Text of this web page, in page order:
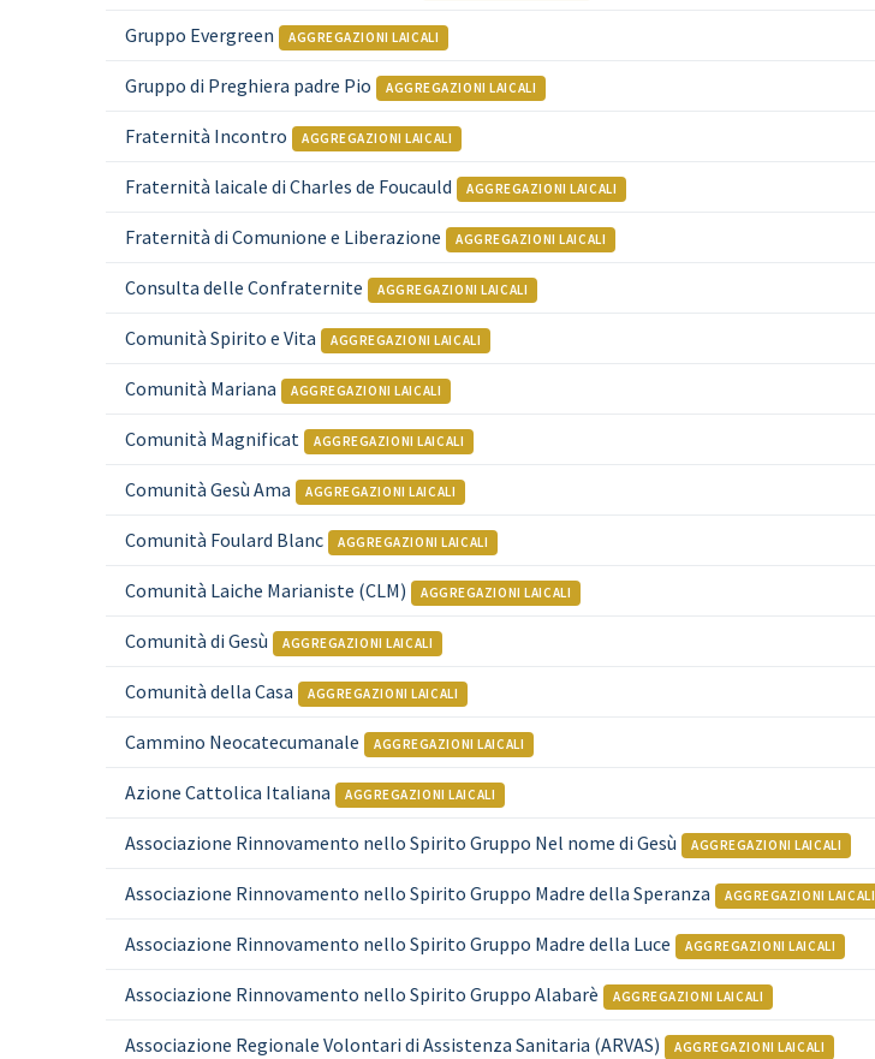
Gruppo Evergreen AGGREGAZIONI LAICALI
Gruppo di Preghiera padre Pio AGGREGAZIONI LAICALI
Fraternità Incontro AGGREGAZIONI LAICALI
Fraternità laicale di Charles de Foucauld AGGREGAZIONI LAICALI
Fraternità di Comunione e Liberazione AGGREGAZIONI LAICALI
Consulta delle Confraternite AGGREGAZIONI LAICALI
Comunità Spirito e Vita AGGREGAZIONI LAICALI
Comunità Mariana AGGREGAZIONI LAICALI
Comunità Magnificat AGGREGAZIONI LAICALI
Comunità Gesù Ama AGGREGAZIONI LAICALI
Comunità Foulard Blanc AGGREGAZIONI LAICALI
Comunità Laiche Marianiste (CLM) AGGREGAZIONI LAICALI
Comunità di Gesù AGGREGAZIONI LAICALI
Comunità della Casa AGGREGAZIONI LAICALI
Cammino Neocatecumanale AGGREGAZIONI LAICALI
Azione Cattolica Italiana AGGREGAZIONI LAICALI
Associazione Rinnovamento nello Spirito Gruppo Nel nome di Gesù AGGREGAZIONI LAICALI
Associazione Rinnovamento nello Spirito Gruppo Madre della Speranza AGGREGAZIONI LAICALI
Associazione Rinnovamento nello Spirito Gruppo Madre della Luce AGGREGAZIONI LAICALI
Associazione Rinnovamento nello Spirito Gruppo Alabarè AGGREGAZIONI LAICALI
Associazione Regionale Volontari di Assistenza Sanitaria (ARVAS) AGGREGAZIONI LAICALI